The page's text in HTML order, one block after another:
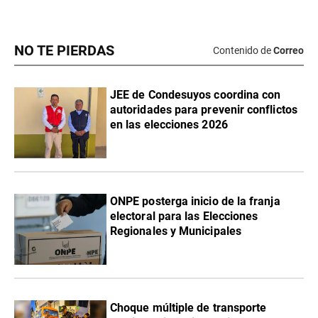
NO TE PIERDAS Contenido deCorreo
JEE de Condesuyos coordina con
autoridades para prevenir conflictos
en las elecciones 2026
ONPE posterga inicio de la franja
electoral para las Elecciones
Regionales y Municipales
Choque múltiple de transporte